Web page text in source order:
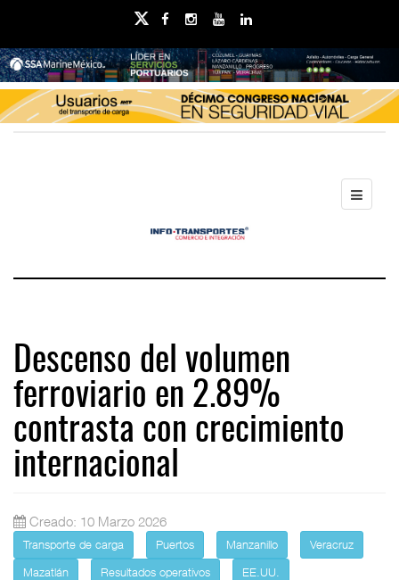
Descenso del volumen
ferroviario en 2.89%
contrasta con crecimiento
internacional
Creado: 10 Marzo 2026
Transporte de carga Puertos Manzanillo
Veracruz
Mazatlán
Resultados operativos
EE.UU.